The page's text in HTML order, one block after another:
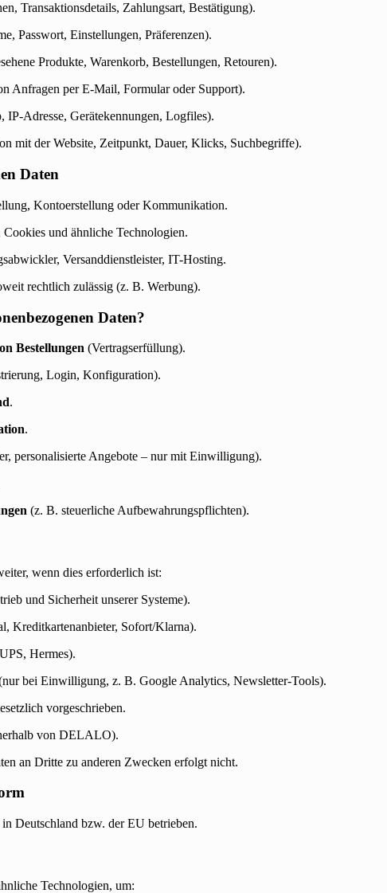
Transaktionsdetails, Zahlungsart, Bestätigung).
Passwort, Einstellungen, Präferenzen).
Produkte, Warenkorb, Bestellungen, Retouren).
Anfragen per E-Mail, Formular oder Support).
IP-Adresse, Gerätekennungen, Logfiles).
mit der Website, Zeitpunkt, Dauer, Klicks, Suchbegriffe).
Daten
Kontoerstellung oder Kommunikation.
und ähnliche Technologien.
Versanddienstleister, IT-Hosting.
rechtlich zulässig (z. B. Werbung).
Daten?
Bestellungen (Vertragserfüllung).
Login, Konfiguration).
.
.
personalisierte Angebote – nur mit Einwilligung).
(z. B. steuerliche Aufbewahrungspflichten).
wenn dies erforderlich ist:
und Sicherheit unserer Systeme).
Kreditkartenanbieter, Sofort/Klarna).
Hermes).
bei Einwilligung, z. B. Google Analytics, Newsletter-Tools).
vorgeschrieben.
von DELALO).
an Dritte zu anderen Zwecken erfolgt nicht.
Deutschland bzw. der EU betrieben.
Technologien, um: